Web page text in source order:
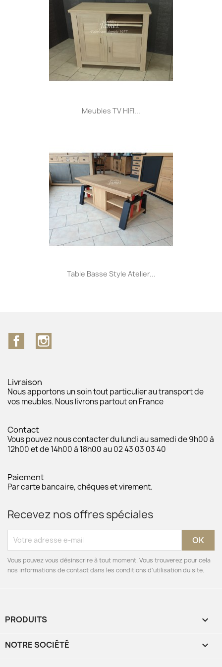
Meubles TV HIFI...
Table Basse Style Atelier...
Facebook
Livraison
Nous apportons un soin tout particulier au transport de
vos meubles. Nous livrons partout en France
Contact
Vous pouvez nous contacter du lundi au samedi de 9h00 à
12h00 et de 14h00 à 18h00 au 02 43 03 03 40
Paiement
Par carte bancaire, chèques et virement.
Recevez nos offres spéciales
Vous pouvez vous désinscrire à tout moment. Vous trouverez pour cela
nos informations de contact dans les conditions d'utilisation du site.
PRODUITS 
NOTRE SOCIÉTÉ 